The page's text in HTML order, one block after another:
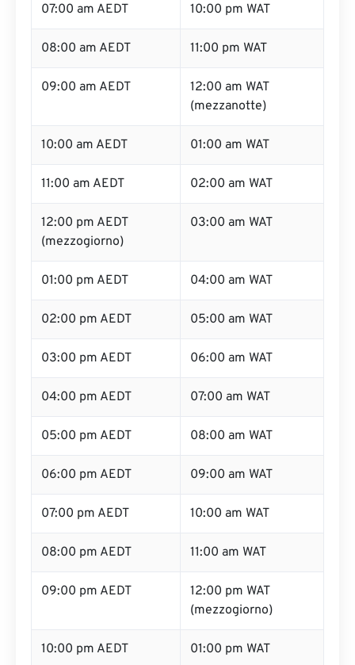
07:00 am AEDT 10:00 pm WAT
08:00 am AEDT 11:00 pm WAT
09:00 am AEDT
12:00 am WAT
(mezzanotte)
10:00 am AEDT 01:00 am WAT
11:00 am AEDT 02:00 am WAT
12:00 pm AEDT
(mezzogiorno)
03:00 am WAT
01:00 pm AEDT 04:00 am WAT
02:00 pm AEDT 05:00 am WAT
03:00 pm AEDT 06:00 am WAT
04:00 pm AEDT 07:00 am WAT
05:00 pm AEDT 08:00 am WAT
06:00 pm AEDT 09:00 am WAT
07:00 pm AEDT 10:00 am WAT
08:00 pm AEDT 11:00 am WAT
09:00 pm AEDT
12:00 pm WAT
(mezzogiorno)
10:00 pm AEDT 01:00 pm WAT